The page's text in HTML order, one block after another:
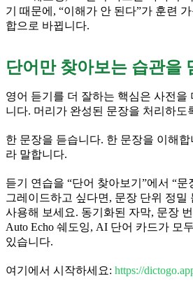
기 때문에, “이해가 안 된다”가 훈련
합으로 바뀝니다.
단어만 찾아보는 습관을
영어 듣기를 더 잘하는 핵심은 사전을
니다. 머리가 완성된 문장을 처리하도
한 문장을 듣습니다. 한 문장을 이해
라 말합니다.
듣기 연습을 “단어 찾아보기”에서 “문
그레이드하고 싶다면, 문장 단위 정밀
사용해 보세요. 동기화된 자막, 문장
Auto Echo 쉐도잉, AI 단어 카드가 모
있습니다.
여기에서 시작하세요: https://